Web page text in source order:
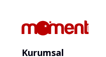
Kurumsal